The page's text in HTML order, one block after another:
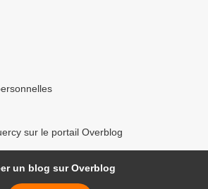
sur le portail Overblog
un blog sur Overblog